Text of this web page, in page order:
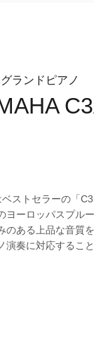
ランドピアノ
ベストセラーの「
ヨーロッパスプル
のある上品な音質
演奏に対応すること